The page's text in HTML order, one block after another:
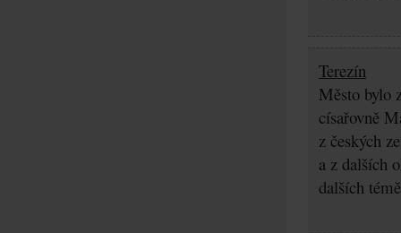
Terezín
Město bylo
císařovně
z českých
a z dalších
dalších